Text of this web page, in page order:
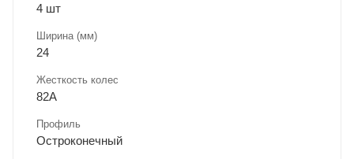
4 шт
Ширина (мм)
24
Жесткость колес
82A
Профиль
Остроконечный